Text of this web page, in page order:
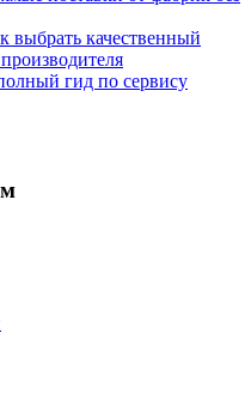
выбрать качественный
гид по сервису